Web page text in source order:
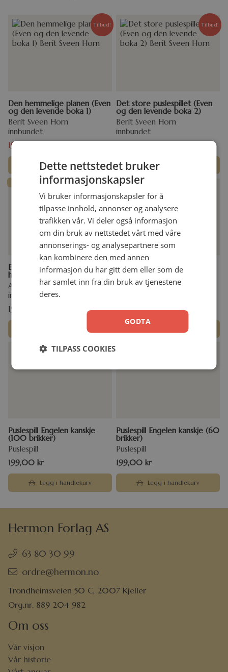
Tilbud!
Den hemmelige planen (Even
og den levende boka 1)
Berit Sveen Horn
innbundet
199,00
Legg i handlekurv
Tilbud!
Det store puslespillet (Even
og den levende boka 2)
Berit Sveen Horn
innbundet
Legg i handlekurv
Fast lavpris!
Engelen Kanskje og vennene
hans (1)
Anne Inghild Johnsen Maldal
innbundet
199,00
Legg i handlekurv
Engelen Kanskje og vennene
hans på oppdrag (2)
Anne Inghild Johnsen Maldal
299,00kr
Legg i handlekurv
Puslespill Engelen kanskje
(100 brikker)
Puslespill
199,00 kr
Legg i handlekurv
Puslespill Engelen kanskje (60
brikker)
Puslespill
199,00 kr
Legg i handlekurv
Hermon Forlag AS
63 80 30 99
ordre@hermon.no
Trondheimsveien 50 C, 2007 Kjeller
Org.nr. 889 204 982
Om oss
Vår visjon
Vår historie
Dette nettstedet bruker
informasjonskapsler
Vi bruker informasjonskapsler for å
tilpasse innhold, annonser og analysere
trafikken vår. Vi deler også informasjon
om din bruk av nettstedet vårt med våre
annonserings- og analysepartnere som
kan kombinere den med annen
informasjon du har gitt dem eller som de
har samlet inn fra din bruk av tjenestene
deres.
GODTA
TILPASS COOKIES